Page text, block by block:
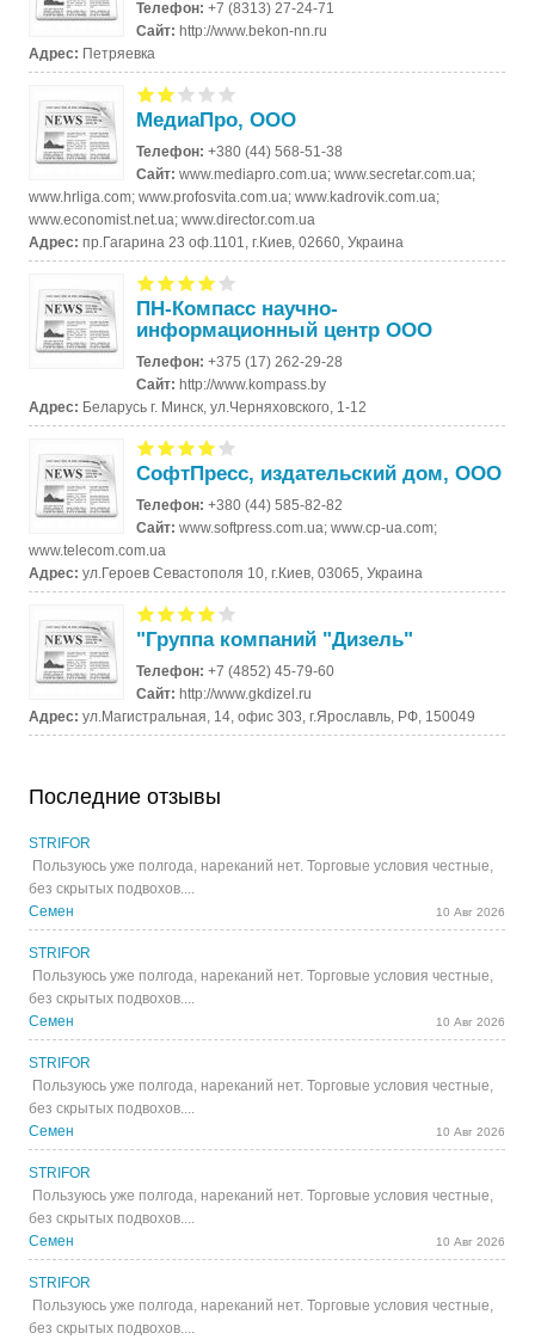
Телефон:+7 (8313) 27-24-71
Сайт:http://www.bekon-nn.ru
Адрес: Петряевка
МедиаПро, ООО
Телефон:+380 (44) 568-51-38
Сайт:www.mediapro.com.ua; www.secretar.com.ua;
www.hrliga.com; www.profosvita.com.ua; www.kadrovik.com.ua;
www.economist.net.ua; www.director.com.ua
Адрес:пр.Гагарина 23 оф.1101, г.Киев, 02660, Украина
ПН-Компасс научно-
информационный центр ООО
Телефон:+375 (17) 262-29-28
Сайт:http://www.kompass.by
Адрес: Беларусь г. Минск, ул.Черняховского, 1-12
СофтПресс, издательский дом, ООО
Телефон:+380 (44) 585-82-82
Сайт:www.softpress.com.ua; www.cp-ua.com;
www.telecom.com.ua
Адрес:ул.Героев Севастополя 10, г.Киев, 03065, Украина
"Группа компаний "Дизель"
Телефон:+7 (4852) 45-79-60
Сайт:http://www.gkdizel.ru
Адрес:ул.Магистральная, 14, офис 303, г.Ярославль, РФ, 150049
Последние отзывы
STRIFOR
Пользуюсь уже полгода, нареканий нет. Торговые условия честные,
без скрытых подвохов....
Семен
10 Авг 2026
STRIFOR
Пользуюсь уже полгода, нареканий нет. Торговые условия честные,
без скрытых подвохов....
Семен
10 Авг 2026
STRIFOR
Пользуюсь уже полгода, нареканий нет. Торговые условия честные,
без скрытых подвохов....
Семен
10 Авг 2026
STRIFOR
Пользуюсь уже полгода, нареканий нет. Торговые условия честные,
без скрытых подвохов....
Семен
10 Авг 2026
STRIFOR
Пользуюсь уже полгода, нареканий нет. Торговые условия честные,
без скрытых подвохов....